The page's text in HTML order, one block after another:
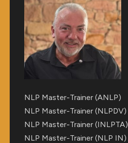
NLP Master-Trainer (ANLP)
NLP Master-Trainer (NLPDV)
NLP Master-Trainer (INLPTA)
NLP Master-Trainer (NLP IN)